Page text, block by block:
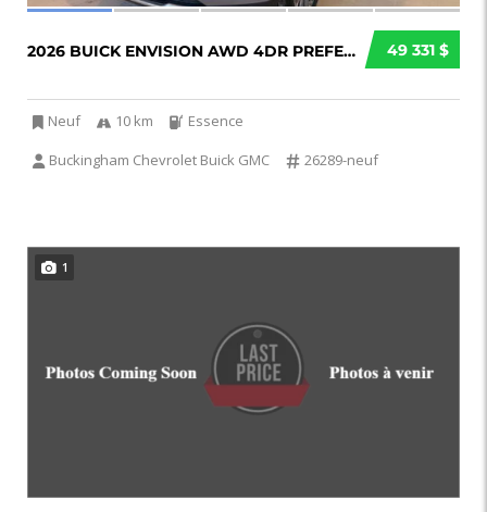
49 331 $
2026 BUICK ENVISION AWD 4DR PREFERRED
Neuf 10 km
Essence
Buckingham Chevrolet Buick GMC
26289-neuf
1